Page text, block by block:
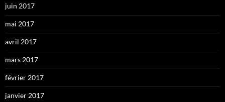
juin 2017
mai 2017
avril 2017
mars 2017
février 2017
janvier 2017